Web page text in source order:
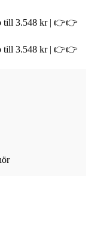
till 3.548 kr | 👉👉
till 3.548 kr | 👉👉